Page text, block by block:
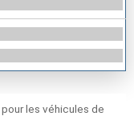
les véhicules de